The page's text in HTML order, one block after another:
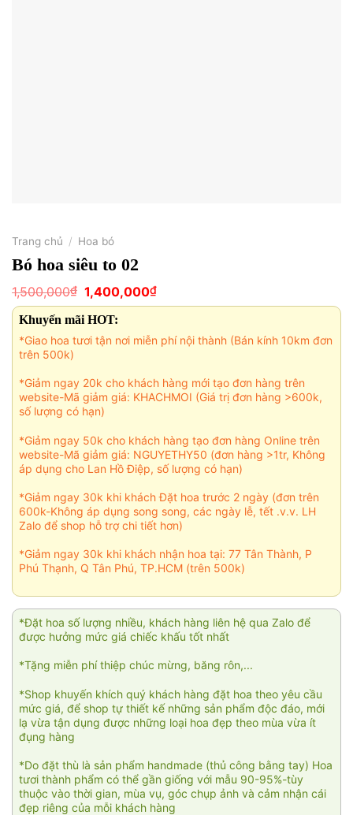
Trang chủ / Hoa bó
Bó hoa siêu to 02
1,500,000₫ Giá
gốc
là:
1,500,000₫.
1,400,000₫Giá
hiện
1,400,000₫.
Khuyến mãi HOT:
*Giao hoa tươi tận nơi miễn phí nội thành (Bán kính 10km đơn
trên 500k)
*Giảm ngay 20k cho khách hàng mới tạo đơn hàng trên
website-Mã giảm giá: KHACHMOI (Giá trị đơn hàng >600k,
số lượng có hạn)
*Giảm ngay 50k cho khách hàng tạo đơn hàng Online trên
website-Mã giảm giá: NGUYETHY50 (đơn hàng >1tr, Không
áp dụng cho Lan Hồ Điệp, số lượng có hạn)
*Giảm ngay 30k khi khách Đặt hoa trước 2 ngày (đơn trên
600k-Không áp dụng song song, các ngày lễ, tết .v.v. LH
Zalo để shop hỗ trợ chi tiết hơn)
*Giảm ngay 30k khi khách nhận hoa tại: 77 Tân Thành, P
Phú Thạnh, Q Tân Phú, TP.HCM (trên 500k)
*Đặt hoa số lượng nhiều, khách hàng liên hệ qua Zalo để
được hưởng mức giá chiếc khấu tốt nhất
*Tặng miễn phí thiệp chúc mừng, băng rôn,...
*Shop khuyến khích quý khách hàng đặt hoa theo yêu cầu
mức giá, để shop tự thiết kế những sản phẩm độc đáo, mới
lạ vừa tận dụng được những loại hoa đẹp theo mùa vừa ít
đụng hàng
*Do đặt thù là sản phẩm handmade (thủ công bằng tay) Hoa
tươi thành phẩm có thể gần giống với mẫu 90-95%-tùy
thuộc vào thời gian, mùa vụ, góc chụp ảnh và cảm nhận cái
đẹp riêng của mỗi khách hàng